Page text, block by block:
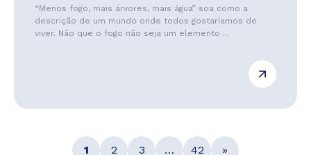
“Menos fogo, mais árvores, mais água” soa como a
descrição de um mundo onde todos gostaríamos de
viver. Não que o fogo não seja um elemento ...
1 2 3 … 42 »